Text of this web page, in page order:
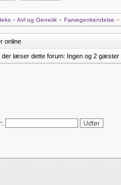
» Avl og Genetik » Farvegenkendelse »
online
der læser dette forum: Ingen og 2 gæster